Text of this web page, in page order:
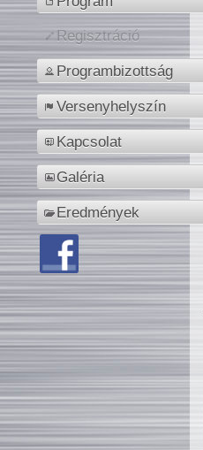
Regisztráció
Programbizottság
Versenyhelyszín
Kapcsolat
Galéria
Eredmények